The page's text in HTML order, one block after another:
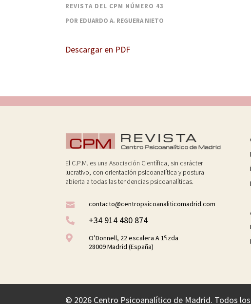
REVISTA DEL CPM NÚMERO 43
POR EDUARDO A. REGUERA NIETO
Descargar en PDF
El C.P.M. es una Asociación Científica, sin carácter
lucrativo, con orientación psicoanalítica y postura
abierta a todas las tendencias psicoanalíticas.

contacto@centropsicoanaliticomadrid.com

+34 914 480 874

O’Donnell, 22 escalera A 1ºizda
28009 Madrid (España)
© 2026 Centro Psicoanalítico de Madrid. Todos